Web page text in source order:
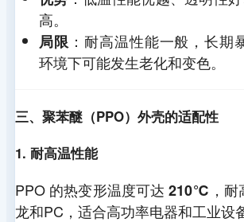
高。
局限 ：耐高温性能一般，长
环境下可能发生老化和变色。
三、聚苯醚（PPO）外壳的适配性
1. 耐高温性能
PPO 的热变形温度可达210℃ ，
龙和PC，适合高功率电器和工业设